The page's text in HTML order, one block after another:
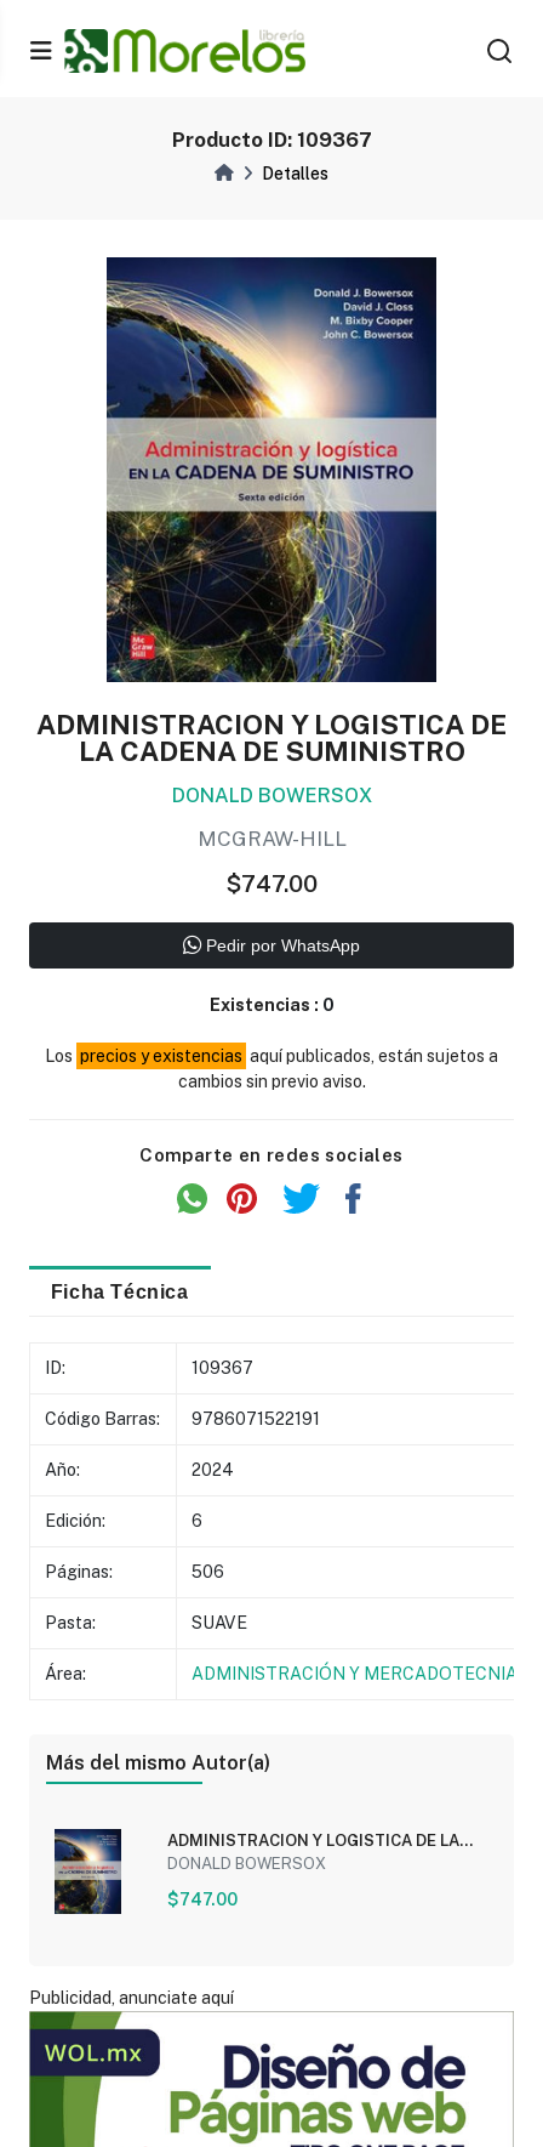
Producto ID: 109367
Detalles
ADMINISTRACION Y LOGISTICA DE
LA CADENA DE SUMINISTRO
DONALD BOWERSOX
MCGRAW-HILL
$747.00
Pedir por WhatsApp
Existencias : 0
Los precios y existencias aquí publicados, están sujetos a
cambios sin previo aviso.
Comparte en redes sociales
Ficha Técnica
ID: 109367
Código Barras: 9786071522191
Año: 2024
Edición: 6
Páginas: 506
Pasta: SUAVE
Área: ADMINISTRACIÓN Y MERCADOTECNIA
Más del mismo Autor(a)
ADMINISTRACION Y LOGISTICA DE LA
CADENA DE...
DONALD BOWERSOX
$747.00
Publicidad, anunciate aquí